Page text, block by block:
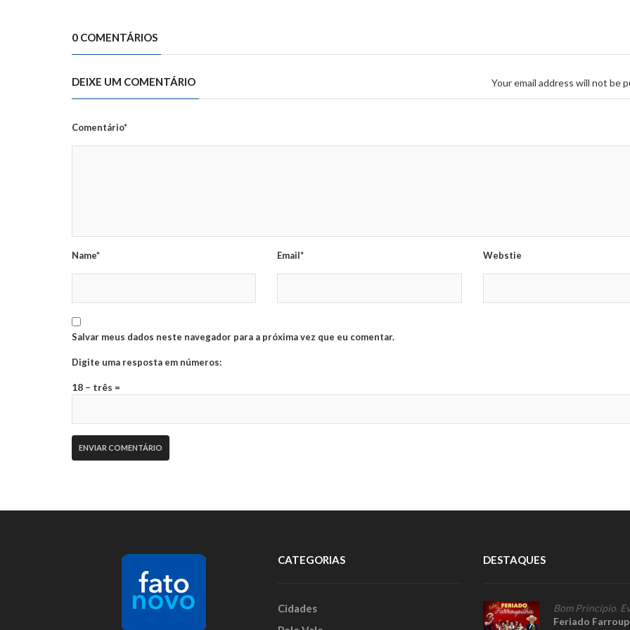
0 COMENTÁRIOS
DEIXE UM COMENTÁRIO Your email address will not be
Comentário*
Name* Email* Webstie
Salvar meus dados neste navegador para a próxima vez que eu comentar.
Digite uma resposta em números:
18 − três =
CATEGORIAS
Cidades
DESTAQUES
Bom Princípio
Feriado